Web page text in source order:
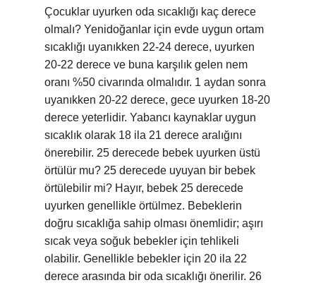
Çocuklar uyurken oda sıcaklığı kaç derece
olmalı? Yenidoğanlar için evde uygun ortam
sıcaklığı uyanıkken 22-24 derece, uyurken
20-22 derece ve buna karşılık gelen nem
oranı %50 civarında olmalıdır. 1 aydan sonra
uyanıkken 20-22 derece, gece uyurken 18-20
derece yeterlidir. Yabancı kaynaklar uygun
sıcaklık olarak 18 ila 21 derece aralığını
önerebilir. 25 derecede bebek uyurken üstü
örtülür mu? 25 derecede uyuyan bir bebek
örtülebilir mi? Hayır, bebek 25 derecede
uyurken genellikle örtülmez. Bebeklerin
doğru sıcaklığa sahip olması önemlidir; aşırı
sıcak veya soğuk bebekler için tehlikeli
olabilir. Genellikle bebekler için 20 ila 22
derece arasında bir oda sıcaklığı önerilir. 26